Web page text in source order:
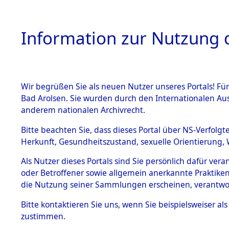
HOME
BESTÄNDE
Inhaftierungsdoku
mente
1.2.9 Beim ITS
verwahrte
1.2.9.1
Effekten aus
0001
Information zur Nutzung
Wir begrüßen Sie als neuen Nutzer unseres Portals!
Bad Arolsen. Sie wurden durch den Internationalen
anderem nationalen Archivrecht.
Bitte beachten Sie, dass dieses Portal über NS-
Herkunft, Gesundheitszustand, sexuelle
Als Nutzer dieses Portals sind Sie persönlich dafür
oder Betroffener sowie allgemein anerkannte
die Nutzung seiner Sammlungen erscheinen,
Bitte kontaktieren Sie uns, wenn Sie beispielsweiser
zustimmen.